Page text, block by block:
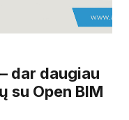
dar daugiau
su Open BIM